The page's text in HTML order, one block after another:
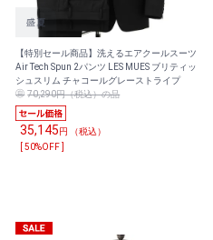
【特別セール商品】洗えるエアクールスーツ
Air Tech Spun 2パンツ LES MUES ブリティッ
シュスリム チャコールグレーストライプ
70,290円（税込）の品
35,145円 （税込）
[ 50%OFF ]